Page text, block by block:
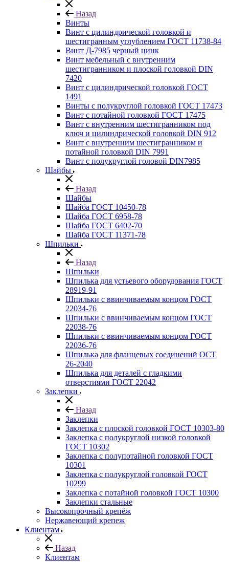
Назад
Винты
Винт с цилиндрической головкой и
шестигранным углублением ГОСТ 11738-84
Винт Д-7985 черный цинк
Винт мебельный с внутренним
шестигранником и плоской головкой DIN
7420
Винт с цилиндрической головкой ГОСТ
1491
Винты с полукруглой головкой ГОСТ 17473
Винт с потайной головкой ГОСТ 17475
Винт с внутренним шестигранником под
ключ и цилиндрической головкой DIN 912
Винт с внутренним шестигранником и
потайной головкой DIN 7991
Винт с полукруглой головой DIN7985
Шайбы
Назад
Шайбы
Шайба ГОСТ 10450-78
Шайба ГОСТ 6958-78
Шайба ГОСТ 6402-70
Шайба ГОСТ 11371-78
Шпильки
Назад
Шпильки
Шпилька для устьевого оборудования ГОСТ
28919-91
Шпильки с ввинчиваемым концом ГОСТ
22034-76
Шпильки с ввинчиваемым концом ГОСТ
22038-76
Шпильки с ввинчиваемым концом ГОСТ
22036-76
Шпилька для фланцевых соединений ОСТ
26-2040
Шпилька для деталей с гладкими
отверстиями ГОСТ 22042
Заклепки
Назад
Заклепки
Заклепка с плоской головкой ГОСТ 10303-80
Заклепка с полукруглой низкой головкой
ГОСТ 10302
Заклепка с полупотайной головкой ГОСТ
10301
Заклепка с полукруглой головкой ГОСТ
10299
Заклепка с потайной головкой ГОСТ 10300
Заклепки стальные
Высокопрочный крепёж
Нержавеющий крепеж
Клиентам
Назад
Клиентам